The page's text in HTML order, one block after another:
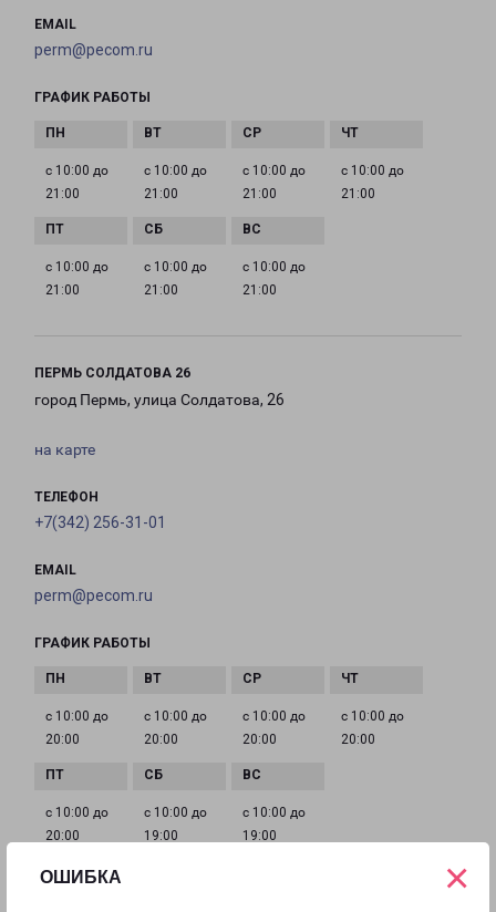
ОШИБКА ×
EMAIL
perm@pecom.ru
ГРАФИК РАБОТЫ
с 10:00 до
21:00
с 10:00 до
21:00
с 10:00 до
21:00
с 10:00 до
21:00
с 10:00 до
21:00
с 10:00 до
21:00
с 10:00 до
21:00
ПЕРМЬ СОЛДАТОВА 26
город Пермь, улица Солдатова, 26
на карте
ТЕЛЕФОН
+7(342) 256-31-01
EMAIL
perm@pecom.ru
ГРАФИК РАБОТЫ
с 10:00 до
20:00
с 10:00 до
20:00
с 10:00 до
20:00
с 10:00 до
20:00
с 10:00 до
20:00
с 10:00 до
19:00
с 10:00 до
19:00